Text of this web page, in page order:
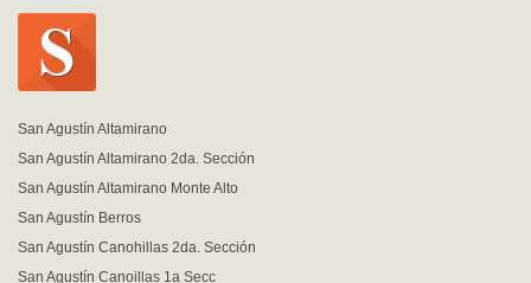
San Agustín Altamirano
San Agustín Altamirano 2da. Sección
San Agustín Altamirano Monte Alto
San Agustín Berros
San Agustín Canohillas 2da. Sección
San Agustín Canoillas 1a Secc